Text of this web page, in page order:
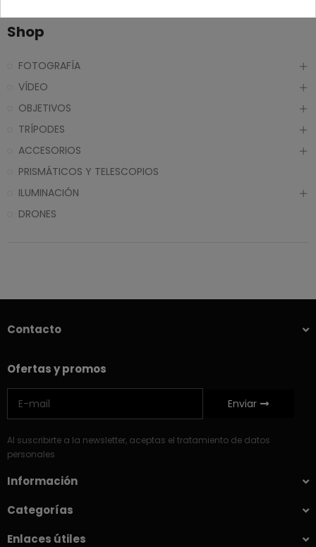
Shop
FOTOGRAFÍA
VÍDEO
OBJETIVOS
TRÍPODES
ACCESORIOS
PRISMÁTICOS Y TELESCOPIOS
ILUMINACIÓN
DRONES
Contacto
Ofertas y promos
Enviar
Al suscribirte a la newsletter, aceptas el tratamiento de datos
personales
Información
Categorías
Enlaces útiles